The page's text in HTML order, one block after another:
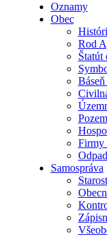
Oznamy
Obec
Rod
Štatút
Firmy
Samospráva